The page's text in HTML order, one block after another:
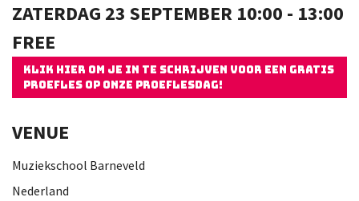
ZATERDAG 23 SEPTEMBER 10:00 - 13:00
FREE
KLIK HIER OM JE IN TE SCHRIJVEN VOOR EEN GRATIS
PROEFLES OP ONZE PROEFLESDAG!
VENUE
Muziekschool Barneveld
Nederland